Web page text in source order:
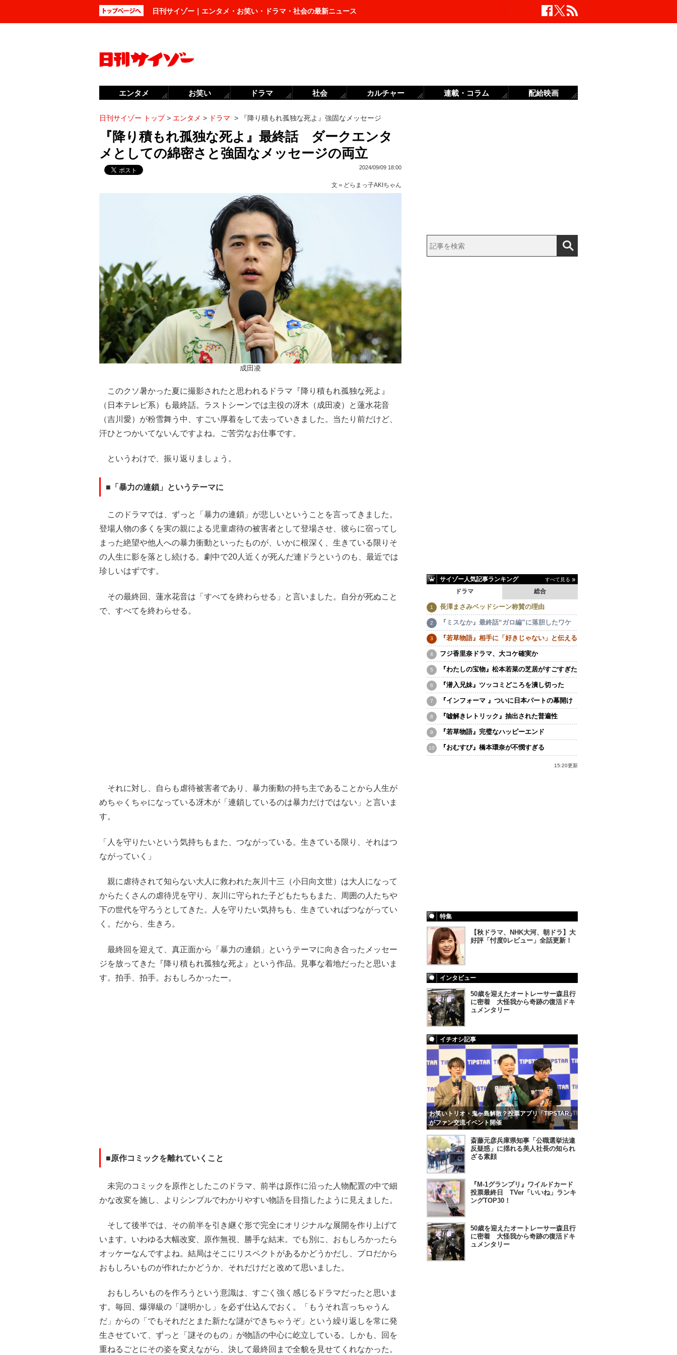
日刊サイゾー｜エンタメ・お笑い・ドラマ・社会の最新ニュース
日刊サイゾー トップ> エンタメ > ドラマ > 『降り積もれ孤独な死よ』強固なメッセージ
『降り積もれ孤独な死よ』最終話 ダークエンタ
メとしての綿密さと強固なメッセージの両立
2024/09/09 18:00
文＝ どらまっ子AKIちゃん
成田凌
このクソ暑かった夏に撮影されたと思われるドラマ『降り積もれ孤独な死よ』
（日本テレビ系）も最終話。ラストシーンでは主役の冴木（成田凌）と蓮水花音
（吉川愛）が粉雪舞う中、すごい厚着をして去っていきました。当たり前だけど、
汗ひとつかいてないんですよね。ご苦労なお仕事です。
というわけで、振り返りましょう。
■「暴力の連鎖」というテーマに
このドラマでは、ずっと「暴力の連鎖」が悲しいということを言ってきました。
登場人物の多くを実の親による児童虐待の被害者として登場させ、彼らに宿ってし
まった絶望や他人への暴力衝動といったものが、いかに根深く、生きている限りそ
の人生に影を落とし続ける。劇中で20人近くが死んだ連ドラというのも、最近では
珍しいはずです。
その最終回、蓮水花音は「すべてを終わらせる」と言いました。自分が死ぬこと
で、すべてを終わらせる。
それに対し、自らも虐待被害者であり、暴力衝動の持ち主であることから人生が
めちゃくちゃになっている冴木が「連鎖しているのは暴力だけではない」と言いま
す。
「人を守りたいという気持ちもまた、つながっている。生きている限り、それはつ
ながっていく」
親に虐待されて知らない大人に救われた灰川十三（小日向文世）は大人になって
からたくさんの虐待児を守り、灰川に守られた子どもたちもまた、周囲の人たちや
下の世代を守ろうとしてきた。人を守りたい気持ちも、生きていればつながってい
く。だから、生きろ。
最終回を迎えて、真正面から「暴力の連鎖」というテーマに向き合ったメッセー
ジを放ってきた『降り積もれ孤独な死よ』という作品。見事な着地だったと思いま
す。拍手、拍手。おもしろかったー。
■原作コミックを離れていくこと
未完のコミックを原作としたこのドラマ、前半は原作に沿った人物配置の中で細
かな改変を施し、よりシンプルでわかりやすい物語を目指したように見えました。
そして後半では、その前半を引き継ぐ形で完全にオリジナルな展開を作り上げて
います。いわゆる大幅改変、原作無視、勝手な結末。でも別に、おもしろかったら
オッケーなんですよね。結局はそこにリスペクトがあるかどうかだし、プロだから
おもしろいものが作れたかどうか、それだけだと改めて思いました。
おもしろいものを作ろうという意識は、すごく強く感じるドラマだったと思いま
す。毎回、爆弾級の「謎明かし」を必ず仕込んでおく。「もうそれ言っちゃうん
だ」からの「でもそれだとまた新たな謎ができちゃうぞ」という繰り返しを常に発
生させていて、ずっと「謎そのもの」が物語の中心に屹立している。しかも、回を
重ねるごとにその姿を変えながら、決して最終回まで全貌を見せてくれなかった。
サイゾー人気記事ランキング すべて見る
ドラマ 総合
長澤まさみベッドシーン称賛の理由
『ミスなか』最終話“ガロ編”に落胆したワケ
『若草物語』相手に「好きじゃない」と伝える
フジ香里奈ドラマ、大コケ確実か
『わたしの宝物』松本若菜の芝居がすごすぎた
『潜入兄妹』ツッコミどころを潰し切った
『インフォーマ 』ついに日本パートの幕開け
『嘘解きレトリック』抽出された普遍性
『若草物語』完璧なハッピーエンド
『おむすび』橋本環奈が不憫すぎる
15:20更新
特集
【秋ドラマ、NHK大河、朝ドラ】大
好評「忖度0レビュー」全話更新！
インタビュー
50歳を迎えたオートレーサー森且行
に密着 大怪我から奇跡の復活ドキ
ュメンタリー
イチオシ記事
お笑いトリオ・鬼ヶ島解散？投票アプリ「TIPSTAR」
がファン交流イベント開催
斎藤元彦兵庫県知事「公職選挙法違
反疑惑」に揺れる美人社長の知られ
ざる素顔
『M-1グランプリ』ワイルドカード
投票最終日 TVer「いいね」ランキ
ングTOP30！
50歳を迎えたオートレーサー森且行
に密着 大怪我から奇跡の復活ドキ
ュメンタリー
エンタメ お笑い ドラマ 社会 カルチャー 連載・コラム 配給映画